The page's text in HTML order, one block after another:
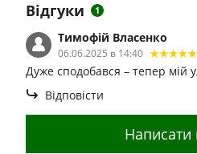
Відгуки 1
Тимофій Власенко
06.06.2025 в 14:40
Дуже сподобався – тепер мій
Відповісти
Написати